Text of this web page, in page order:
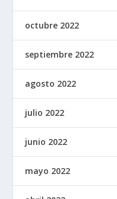
octubre 2022
septiembre 2022
agosto 2022
julio 2022
junio 2022
mayo 2022